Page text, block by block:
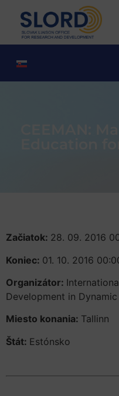
Začiatok: 28. 09. 2016
Koniec: 01. 10. 2016
Organizátor:
Development in
Miesto konania: Tallinn
Štát: Estónsko